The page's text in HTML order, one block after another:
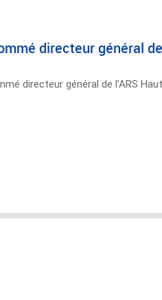
directeur général
directeur général de l’ARS